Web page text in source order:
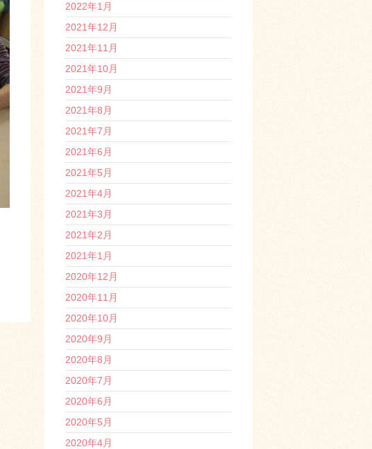
2022年1月
2021年12月
2021年11月
2021年10月
2021年9月
2021年8月
2021年7月
2021年6月
2021年5月
2021年4月
2021年3月
2021年2月
2021年1月
2020年12月
2020年11月
2020年10月
2020年9月
2020年8月
2020年7月
2020年6月
2020年5月
2020年4月